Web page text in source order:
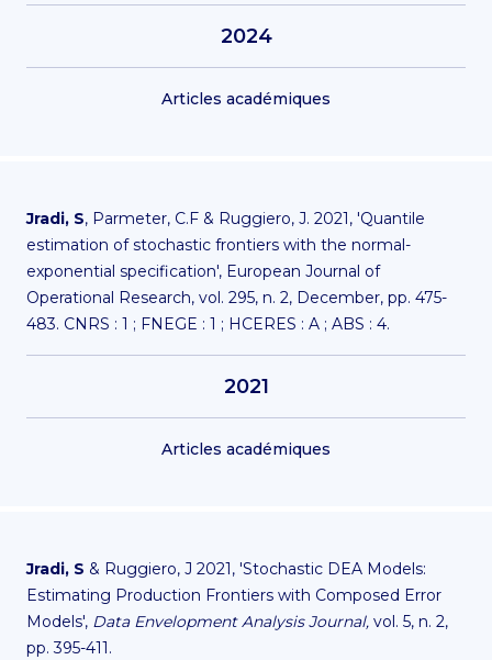
2024
Articles académiques
Jradi, S, Parmeter, C.F & Ruggiero, J. 2021, 'Quantile
estimation of stochastic frontiers with the normal-
exponential specification', European Journal of
Operational Research, vol. 295, n. 2, December, pp. 475-
483. CNRS : 1 ; FNEGE : 1 ; HCERES : A ; ABS : 4.
2021
Articles académiques
Jradi, S & Ruggiero, J 2021, 'Stochastic DEA Models:
Estimating Production Frontiers with Composed Error
Models', Data Envelopment Analysis Journal, vol. 5, n. 2,
pp. 395-411.